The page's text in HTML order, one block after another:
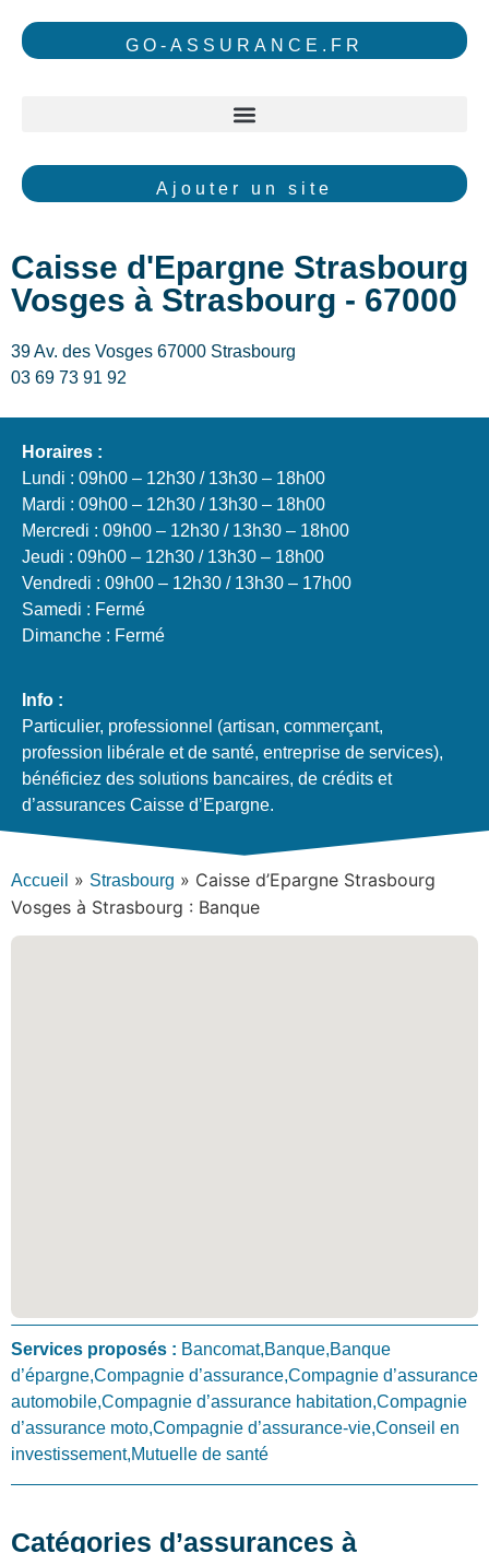
GO-ASSURANCE.FR
Ajouter un site
Caisse d'Epargne Strasbourg
Vosges à Strasbourg - 67000
39 Av. des Vosges 67000 Strasbourg
03 69 73 91 92
Horaires :
Lundi : 09h00 – 12h30 / 13h30 – 18h00
Mardi : 09h00 – 12h30 / 13h30 – 18h00
Mercredi : 09h00 – 12h30 / 13h30 – 18h00
Jeudi : 09h00 – 12h30 / 13h30 – 18h00
Vendredi : 09h00 – 12h30 / 13h30 – 17h00
Samedi : Fermé
Dimanche : Fermé
Info :
Particulier, professionnel (artisan, commerçant,
profession libérale et de santé, entreprise de services),
bénéficiez des solutions bancaires, de crédits et
d’assurances Caisse d’Epargne.
Accueil » Strasbourg » Caisse d’Epargne Strasbourg
Vosges à Strasbourg : Banque
Services proposés : Bancomat,Banque,Banque
d’épargne,Compagnie d’assurance,Compagnie d’assurance
automobile,Compagnie d’assurance habitation,Compagnie
d’assurance moto,Compagnie d’assurance-vie,Conseil en
investissement,Mutuelle de santé
Catégories d’assurances à